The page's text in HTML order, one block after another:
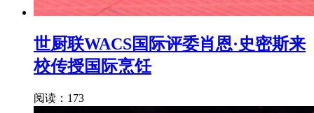
世厨联WACS国际评委肖恩·史密斯来
校传授国际烹饪
阅读：173